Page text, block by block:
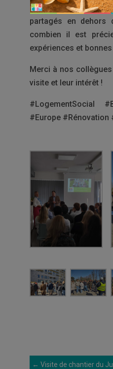
combien les défis
partagés en
combien il est
expériences et
Merci à nos
visite et leur intérêt !
#LogementSocial
#Europe #Rénovation
← Visite de chantier du